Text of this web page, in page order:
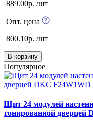
889.00р. /шт
Опт. цена
800.10р. /шт
В корзину
Популярное
Щит 24 модулей
тонированной дверцей